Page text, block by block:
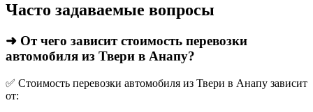
Часто задаваемые вопросы
➜ От чего зависит стоимость перевозки
автомобиля из Твери в Анапу?
✅ Стоимость перевозки автомобиля из Твери в Анапу зависит
от: